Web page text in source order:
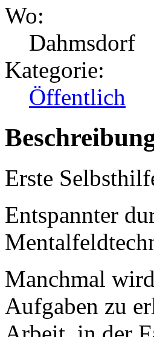
Wo:
Dahmsdorf
Kategorie:
Öffentlich
Erste
Entspannter
Manchmal
Aufgaben zu